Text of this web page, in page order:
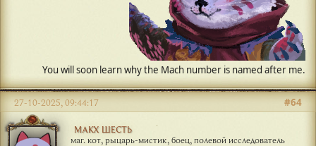
МАКХ ШЕСТЬ
маг. кот, рыцарь-мистик, боец, полевой исследователь
#64
27-10-2025, 09:44:17